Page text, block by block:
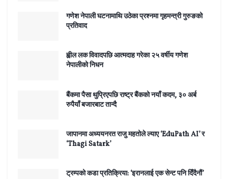
गणेश नेपाली घटनामाथि उठेका प्रश्नमा गृहमन्त्री गुरुङको
प्रतिवाद
ह्वील लक विवादपछि आत्मदाह गरेका २५ वर्षीय गणेश
नेपालीको निधन
बैंकमा पैसा थुप्रिएपछि राष्ट्र बैंकको नयाँ कदम, ३० अर्ब
रुपैयाँ बजारबाट तान्दै
जापानमा अध्ययनरत राजु महतोले ल्याए ‘EduPath AI’ र
‘Thagi Satark’
ट्रम्पको कडा प्रतिक्रिया: ‘इरानलाई एक सेन्ट पनि दिँदैनौं’